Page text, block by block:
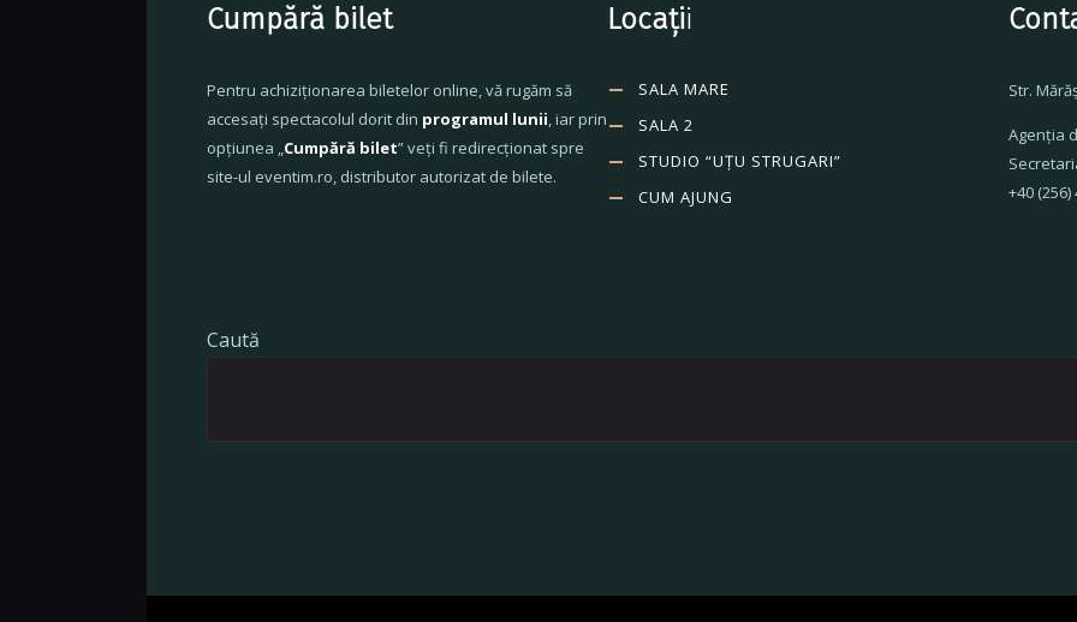
Cumpără bilet
Pentru achiziționarea biletelor online, vă rugăm să
accesați spectacolul dorit din programul lunii, iar prin
opțiunea „Cumpără bilet” veți fi redirecționat spre
site-ul eventim.ro, distributor autorizat de bilete.
Locații
SALA MARE
SALA 2
STUDIO “UȚU STRUGARI”
CUM AJUNG
Str.
Agenţia
+40 (256)
Caută